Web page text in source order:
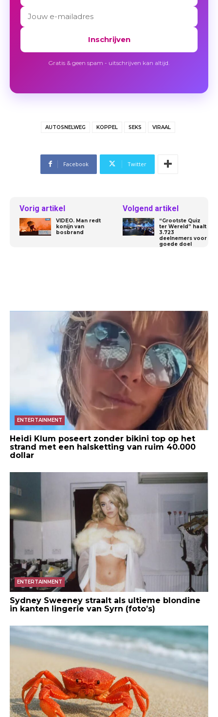
Inschrijven
Gratis & geen spam - uitschrijven kan altijd.
AUTOSNELWEG KOPPEL SEKS VIRAAL
Facebook Twitter
Vorig artikel
VIDEO. Man redt
konijn van
bosbrand
Volgend artikel
“Grootste Quiz
ter Wereld” haalt
3.723
deelnemers voor
goede doel
ENTERTAINMENT
Heidi Klum poseert zonder bikini top op het
strand met een halsketting van ruim 40.000
dollar
ENTERTAINMENT
Sydney Sweeney straalt als ultieme blondine
in kanten lingerie van Syrn (foto’s)